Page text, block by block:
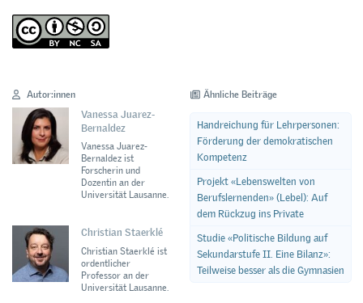
Autor:innen
Vanessa Juarez-
Bernaldez
Vanessa Juarez-
Bernaldez ist
Forscherin und
Dozentin an der
Universität Lausanne.
Christian Staerklé
Christian Staerklé ist
ordentlicher
Professor an der
Universität Lausanne.
Ähnliche Beiträge
Handreichung für Lehrpersonen:
Förderung der demokratischen
Kompetenz
Projekt «Lebenswelten von
Berufslernenden» (Lebel): Auf
dem Rückzug ins Private
Studie «Politische Bildung auf
Sekundarstufe II. Eine Bilanz»:
Teilweise besser als die Gymnasien